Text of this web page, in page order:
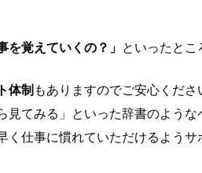
を覚えていくの？」 といったとこ
体制もありますのでご安心くださ
てみる」といった辞書のよう
仕事に慣れていただけるよう